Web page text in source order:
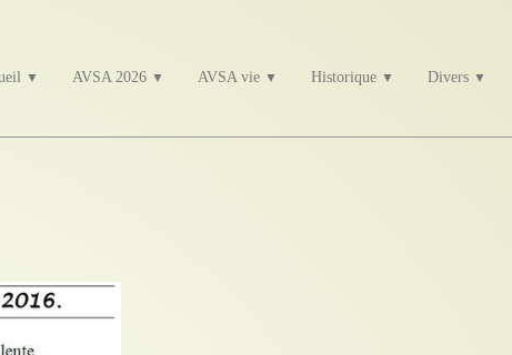
▼ AVSA 2026 ▼ AVSA vie ▼ Historique ▼ Divers ▼